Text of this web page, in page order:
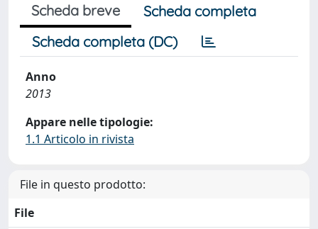
Scheda breve
Scheda completa
Scheda completa (DC)
Anno
2013
Appare nelle tipologie:
1.1 Articolo in rivista
File in questo prodotto:
File